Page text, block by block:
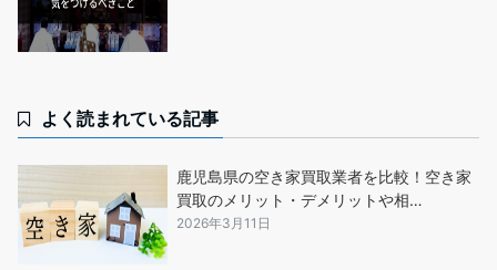
よく読まれている記事
鹿児島県の空き家買取業者を比較！空き家
買取のメリット・デメリットや相…
2026年3月11日